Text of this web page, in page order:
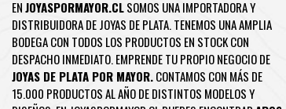
ENJOYASPORMAYOR.CLSOMOS UNA IMPORTADORA Y
DISTRIBUIDORA DE JOYAS DE PLATA. TENEMOS UNA AMPLIA
BODEGA CON TODOS LOS PRODUCTOS EN STOCK CON
DESPACHO INMEDIATO. EMPRENDE TU PROPIO NEGOCIO DE
JOYAS DE PLATA POR MAYOR.CONTAMOS CON MÁS DE
15.000 PRODUCTOS AL AÑO DE DISTINTOS MODELOS Y